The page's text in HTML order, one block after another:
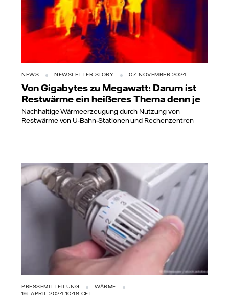
NEWS NEWSLETTER-STORY 07. NOVEMBER 2024
Von Gigabytes zu Megawatt: Darum ist
Restwärme ein heißeres Thema denn je
Nachhaltige Wärmeerzeugung durch Nutzung von
Restwärme von U-Bahn-Stationen und Rechenzentren
PRESSEMITTEILUNG
WÄRME
16. APRIL 2024 10:18 CET